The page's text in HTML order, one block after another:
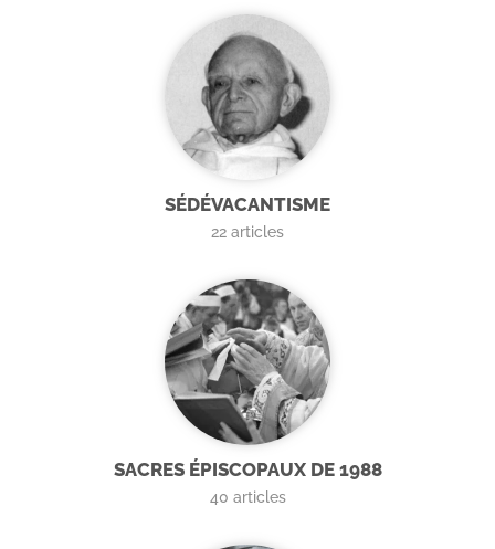
SÉDÉVACANTISME
22 articles
SACRES ÉPISCOPAUX DE 1988
40 articles